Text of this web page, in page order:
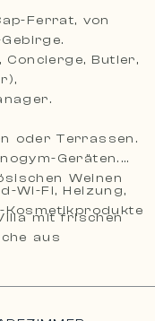
Ferrat, von
Butler,
oder Terrassen.
Geräten.
Weinen
mit frischen
aus
Ankunft.
Wi-Fi, Heizung,
Kosmetikprodukte